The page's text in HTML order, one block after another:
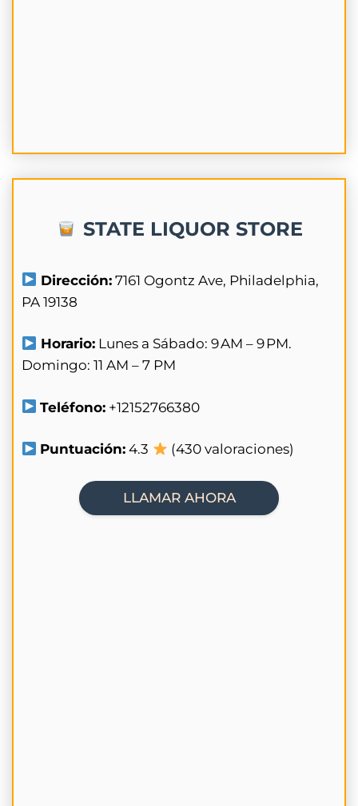
STATE LIQUOR STORE
Dirección: 7161 Ogontz Ave, Philadelphia,
PA 19138
Horario: Lunes a Sábado: 9 AM – 9 PM.
Domingo: 11 AM – 7 PM
Teléfono: +12152766380
Puntuación: 4.3 (430 valoraciones)
LLAMAR AHORA